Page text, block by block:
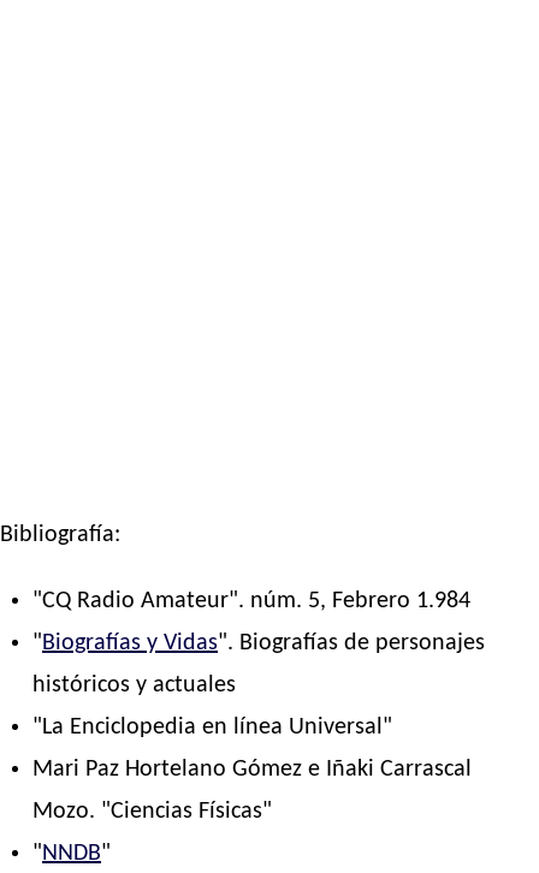
Bibliografía:
"CQ Radio Amateur". núm. 5, Febrero 1.984
"Biografías y Vidas". Biografías de personajes
históricos y actuales
"La Enciclopedia en línea Universal"
Mari Paz Hortelano Gómez e Iñaki Carrascal
Mozo. "Ciencias Físicas"
"NNDB"